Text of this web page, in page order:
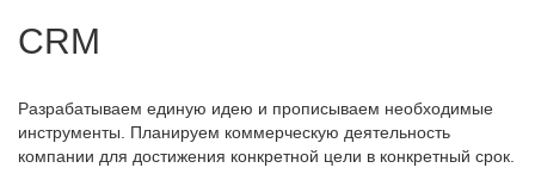
CRM
Разрабатываем единую идею и прописываем необходимые
инструменты. Планируем коммерческую деятельность
компании для достижения конкретной цели в конкретный срок.